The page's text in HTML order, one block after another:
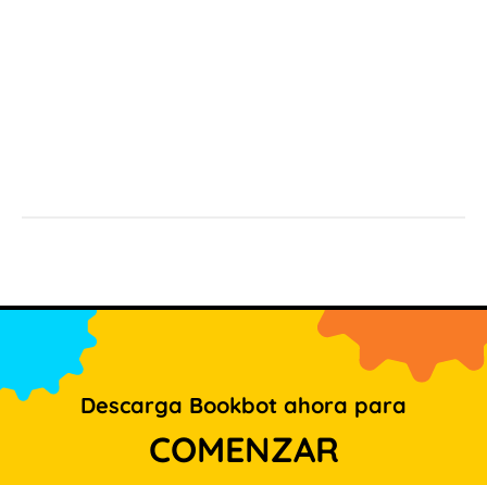
Descarga Bookbot ahora para
COMENZAR